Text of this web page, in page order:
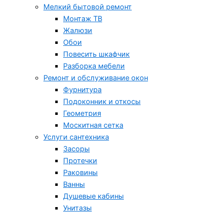
Мелкий бытовой ремонт
Монтаж ТВ
Жалюзи
Обои
Повесить шкафчик
Разборка мебели
Ремонт и обслуживание окон
Фурнитура
Подоконник и откосы
Геометрия
Москитная сетка
Услуги сантехника
Засоры
Протечки
Раковины
Ванны
Душевые кабины
Унитазы